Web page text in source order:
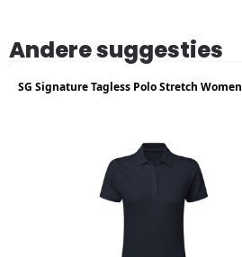
Andere suggesties
SG Signature Tagless Polo Stretch Women